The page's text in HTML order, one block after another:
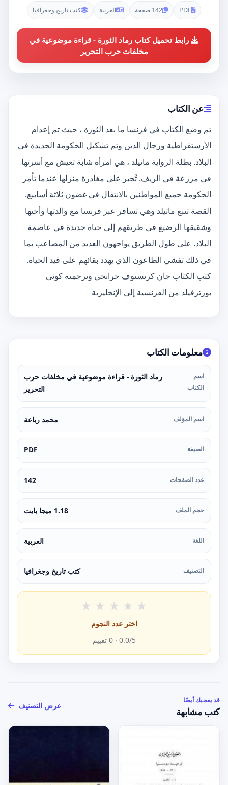
PDF 142 صفحة العربية كتب تاريخ وجغرافيا
رابط تحميل كتاب رماد الثورة - قراءة موضوعية في
مخلفات حرب التحرير
عن الكتاب
تم وضع الكتاب في فرنسا ما بعد الثورة ، حيث تم إعدام
الأرستقراطية ورجال الدين وتم تشكيل الحكومة الجديدة في
البلاد. بطلة الرواية ماتيلد ، هي امرأة شابة تعيش مع أسرتها
في مزرعة في الريف. تُجبر على مغادرة منزلها عندما تأمر
الحكومة جميع المواطنين بالانتقال في غضون ثلاثة أسابيع.
القصة تتبع ماتيلد وهي تسافر عبر فرنسا مع والدتها وأختها
وشقيقها الرضيع في طريقهم إلى حياة جديدة في عاصمة
البلاد. على طول الطريق يواجهون العديد من المصاعب بما
في ذلك تفشي الطاعون الذي يهدد بقائهم على قيد الحياة.
كتب الكتاب جان كريستوف جرانجي وترجمته كوني
بورترفيلد من الفرنسية إلى الإنجليزية
معلومات الكتاب
اسم
الكتاب
رماد الثورة - قراءة موضوعية في مخلفات حرب
التحرير
اسم المؤلف محمد رباعة
الصيغة PDF
عدد الصفحات 142
حجم الملف 1.18 ميجا بايت
اللغة العربية
التصنيف كتب تاريخ وجغرافيا
★ ★ ★ ★ ★
اختر عدد النجوم
0.0/5 ·
0 تقييم
قد يعجبك أيضًا
كتب مشابهة
عرض التصنيف